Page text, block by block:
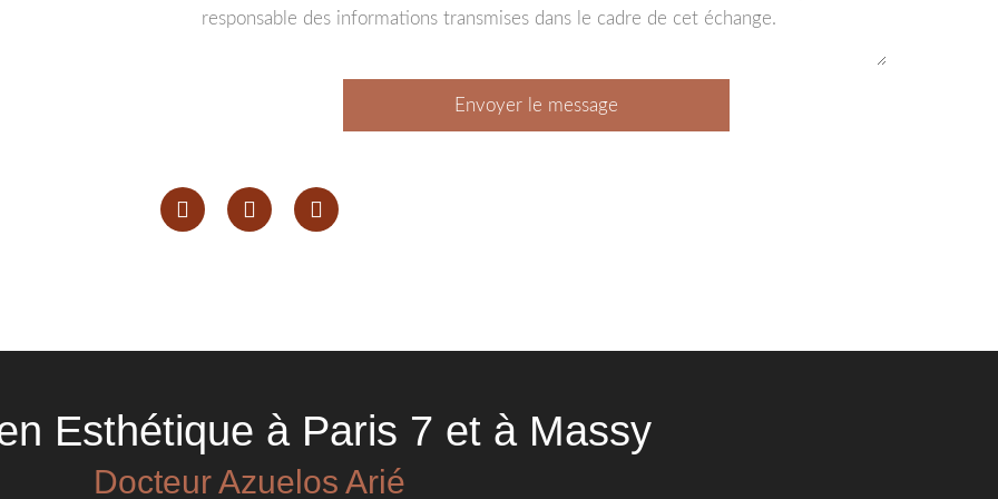
Envoyer le message
Esthétique à Paris 7 et à Massy
Docteur Azuelos Arié